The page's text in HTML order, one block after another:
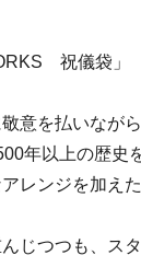
祝儀袋」
意を払いなが
年以上の歴
レンジを加え
じつつも、ス